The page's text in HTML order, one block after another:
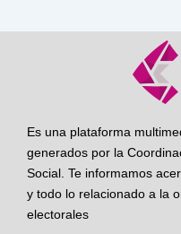
Es una plataforma
generados por la
Social. Te informamos
y todo lo relacionado a la
electorales